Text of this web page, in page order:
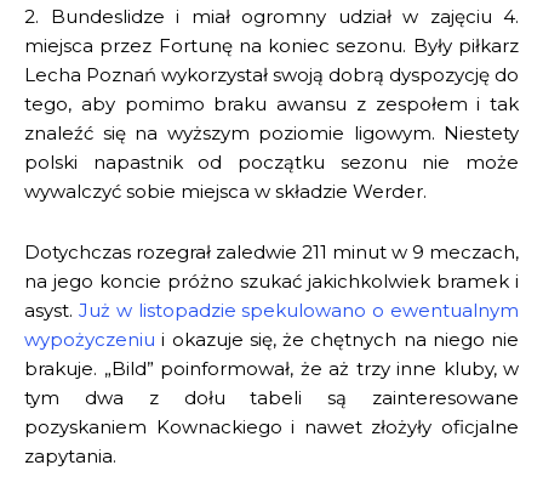
2. Bundeslidze i miał ogromny udział w zajęciu 4.
miejsca przez Fortunę na koniec sezonu. Były piłkarz
Lecha Poznań wykorzystał swoją dobrą dyspozycję do
tego, aby pomimo braku awansu z zespołem i tak
znaleźć się na wyższym poziomie ligowym. Niestety
polski napastnik od początku sezonu nie może
wywalczyć sobie miejsca w składzie Werder.
Dotychczas rozegrał zaledwie 211 minut w 9 meczach,
na jego koncie próżno szukać jakichkolwiek bramek i
asyst. Już w listopadzie spekulowano o ewentualnym
wypożyczeniu i okazuje się, że chętnych na niego nie
brakuje. „Bild” poinformował, że aż trzy inne kluby, w
tym dwa z dołu tabeli są zainteresowane
pozyskaniem Kownackiego i nawet złożyły oficjalne
zapytania.